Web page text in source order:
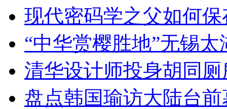
现代密码学之父如何
“中华赏樱胜地”无锡
清华设计师投身胡同
盘点韩国瑜访大陆台